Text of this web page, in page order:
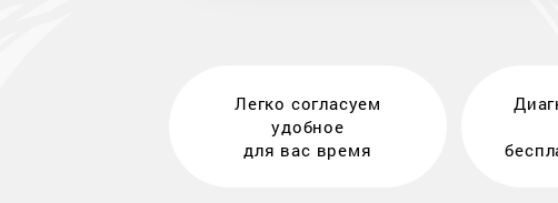
Легко согласуем
удобное
для вас время